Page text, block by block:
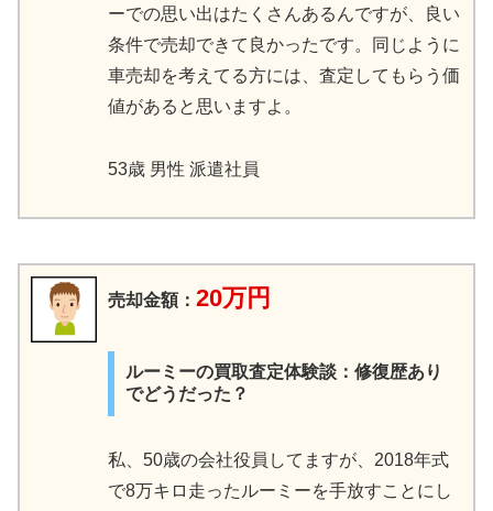
ーでの思い出はたくさんあるんですが、良い
条件で売却できて良かったです。同じように
車売却を考えてる方には、査定してもらう価
値があると思いますよ。
53歳 男性 派遣社員
売却金額： 20万円
ルーミーの買取査定体験談：修復歴あり
でどうだった？
私、50歳の会社役員してますが、2018年式
で8万キロ走ったルーミーを手放すことにし